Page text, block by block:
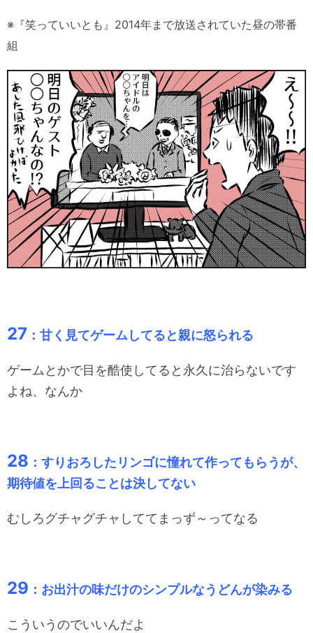
※『笑っていいとも』2014年まで放送されていた昼の帯番
組
27 ：甘く見てゲームしてると親に怒られる
ゲームとかで目を酷使してると永久に治らないです
よね、なんか
28 ：すりおろしたリンゴに憧れて作ってもらうが、
期待値を上回ることは決してない
むしろグチャグチャしててまっず～ってなる
29 ：お出汁の味だけのシンプルなうどんが染みる
こういうのでいいんだよ